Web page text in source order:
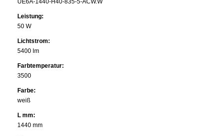
UE6A-1440-H40-835-5-ACW.W
Leistung:
50 W
Lichtstrom:
5400 lm
Farbtemperatur:
3500
Farbe:
weiß
L mm:
1440 mm